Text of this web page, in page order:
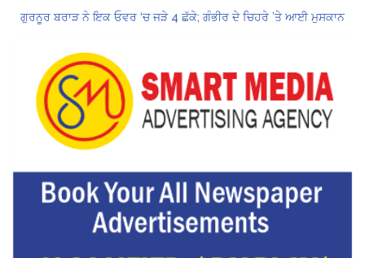
ਕੇਂਦਰ ਦਾ ਸਪੱਸ਼ਟੀਕਰਨ: UPI ਸੇਵਾਵਾਂ, ਆਮ ਲੋਕਾਂ ਲਈ ਮੁਫ਼ਤ ਜਾਰੀ ਰਹਿਣਗੀਆਂ, ਵਪਾਰੀਆਂ ਲਈ ਮਾਮੂਲੀ ਫੀਸ!
CM ਮਾਨ ਨੇ 866 ਨੌਜਵਾਨਾਂ ਨੂੰ ਸਰਕਾਰੀ ਨੌਕਰੀਆਂ ਦੇ ਨਿਯੁਕਤੀ ਪੱਤਰ ਸੌਂਪੇ
ਸ੍ਰੀਲੰਕਾ ਟੈਸਟ ਸੀਰੀਜ਼: ਸਰਫ਼ਰਾਜ਼ ਖਾਨ ਹੋ ਸਕਦੇ ਹਨ ਸਾਈ ਸੁਦਰਸ਼ਨ ਦੇ ਬਦਲ
ਗੁਰਨੂਰ ਬਰਾੜ ਨੇ ਇਕ ਓਵਰ ‘ਚ ਜੜੇ 4 ਛੱਕੇ; ਗੰਭੀਰ ਦੇ ਚਿਹਰੇ ’ਤੇ ਆਈ ਮੁਸਕਾਨ